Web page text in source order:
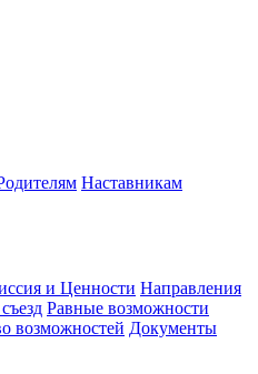
Наставникам
и Ценности Направления
Равные возможности
возможностей Документы